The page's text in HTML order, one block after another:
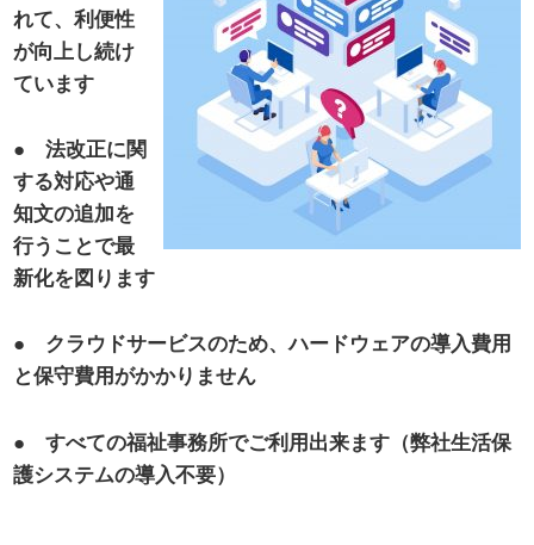
れて、利便性
が向上し続け
ています
● 法改正に関
する対応や通
知文の追加を
行うことで最
新化を図ります
● クラウドサービスのため、ハードウェアの導入費用
と保守費用がかかりません
● すべての福祉事務所でご利用出来ます（弊社生活保
護システムの導入不要）